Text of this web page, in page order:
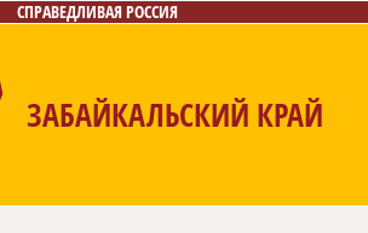
СПРАВЕДЛИВАЯ РОССИЯ
ЗАБАЙКАЛЬСКИЙ КРАЙ